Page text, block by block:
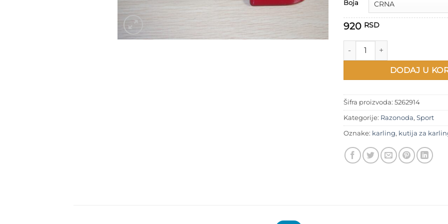
Boja
920 RSD
Mala kutija za kamen u
DODAJ U
Šifra proizvoda: 5262914
Kategorije: Razonoda, Sport
Oznake: karling, kutija za